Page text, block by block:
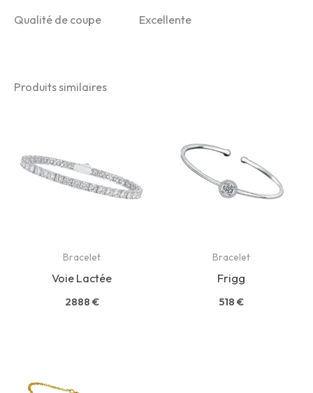
Qualité de coupe Excellente
Produits similaires
Bracelet
Voie Lactée
2888 €
Bracelet
Frigg
518 €